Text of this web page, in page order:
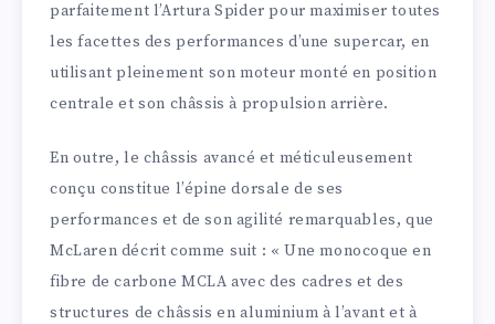
parfaitement l’Artura Spider pour maximiser toutes
les facettes des performances d’une supercar, en
utilisant pleinement son moteur monté en position
centrale et son châssis à propulsion arrière.
En outre, le châssis avancé et méticuleusement
conçu constitue l’épine dorsale de ses
performances et de son agilité remarquables, que
McLaren décrit comme suit : « Une monocoque en
fibre de carbone MCLA avec des cadres et des
structures de châssis en aluminium à l’avant et à